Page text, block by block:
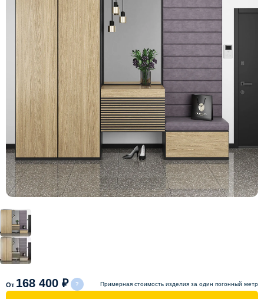
Каталог мебели на заказ
О компании
Оплата и доставка
Рассрочка и кредит
Схема работы
Акции и скидки
Видеоотзывы
От 168 400 ₽ Примерная стоимость изделия за один погонный метр